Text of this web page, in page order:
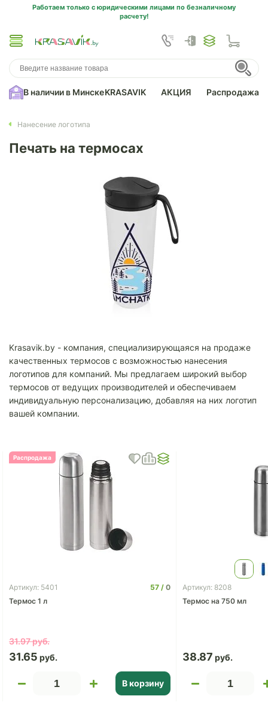
Работаем только с юридическими лицами по безналичному
расчету!
В наличии в МинскеKRASAVIK АКЦИЯ Распродажа
Нанесение логотипа
Печать на термосах
Krasavik.by - компания, специализирующаяся на продаже
качественных термосов с возможностью нанесения
логотипов для компаний. Мы предлагаем широкий выбор
термосов от ведущих производителей и обеспечиваем
индивидуальную персонализацию, добавляя на них логотип
вашей компании.
Распродажа
Артикул: 5401 57
0
Термос 1 л
31.97
31.65
В корзину
Артикул: 8208
Термос на 750 мл
38.87